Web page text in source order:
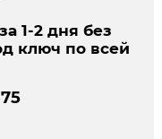
1-2 дня без
ключ по всей